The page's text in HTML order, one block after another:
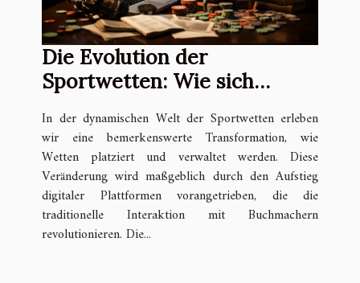
Die Evolution der
Sportwetten: Wie sich
traditionellen Buchmachern
unterscheiden
In der dynamischen Welt der Sportwetten erleben
wir eine bemerkenswerte Transformation, wie
Wetten platziert und verwaltet werden. Diese
Veränderung wird maßgeblich durch den Aufstieg
digitaler Plattformen vorangetrieben, die die
traditionelle Interaktion mit Buchmachern
revolutionieren. Die...